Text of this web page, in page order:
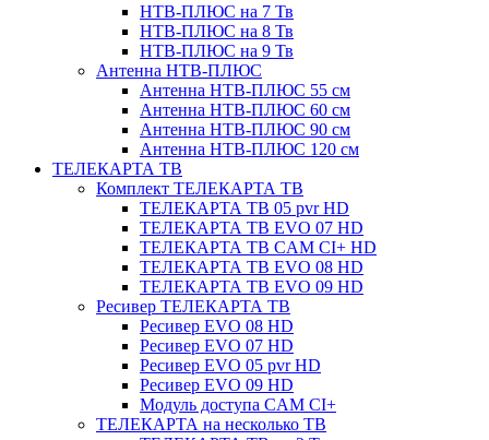
НТВ-ПЛЮС на 7 Тв
НТВ-ПЛЮС на 8 Тв
НТВ-ПЛЮС на 9 Тв
Антенна НТВ-ПЛЮС
Антенна НТВ-ПЛЮС 55 см
Антенна НТВ-ПЛЮС 60 см
Антенна НТВ-ПЛЮС 90 см
Антенна НТВ-ПЛЮС 120 см
ТЕЛЕКАРТА ТВ
Комплект ТЕЛЕКАРТА ТВ
ТЕЛЕКАРТА ТВ 05 pvr HD
ТЕЛЕКАРТА ТВ EVO 07 HD
ТЕЛЕКАРТА ТВ CAM CI+ HD
ТЕЛЕКАРТА ТВ EVO 08 HD
ТЕЛЕКАРТА ТВ EVO 09 HD
Ресивер ТЕЛЕКАРТА ТВ
Ресивер EVO 08 HD
Ресивер EVO 07 HD
Ресивер EVO 05 pvr HD
Ресивер EVO 09 HD
Модуль доступа CAM CI+
ТЕЛЕКАРТА на несколько ТВ